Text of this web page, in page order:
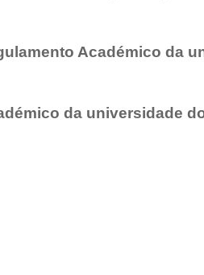
Académico da
da universidade